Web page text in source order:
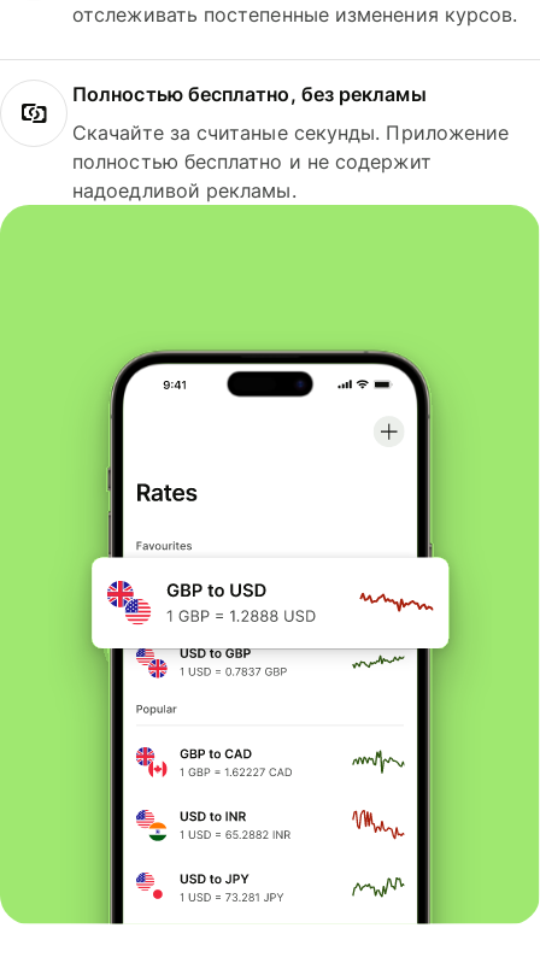
отслеживать постепенные изменения курсов.
Полностью бесплатно, без рекламы
Скачайте за считаные секунды. Приложение
полностью бесплатно и не содержит
надоедливой рекламы.